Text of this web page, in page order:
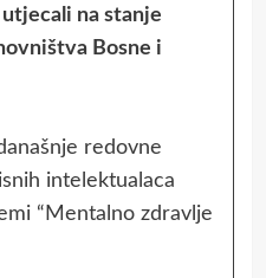
na stanje
Bosne i
redovne
intelektualaca
“Mentalno zdravlje